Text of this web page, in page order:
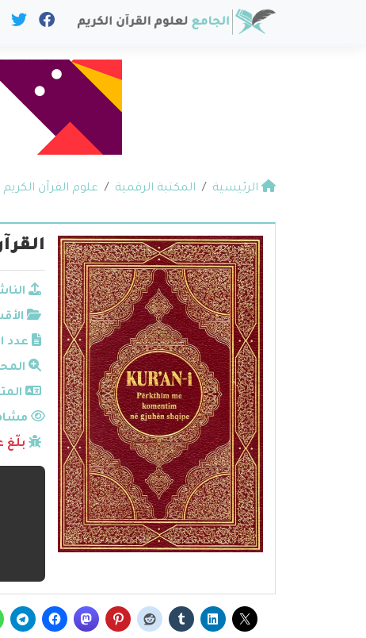
الرئيسية المكتبة الرقمية علوم القرآن الكريم
عدد
بلّغ